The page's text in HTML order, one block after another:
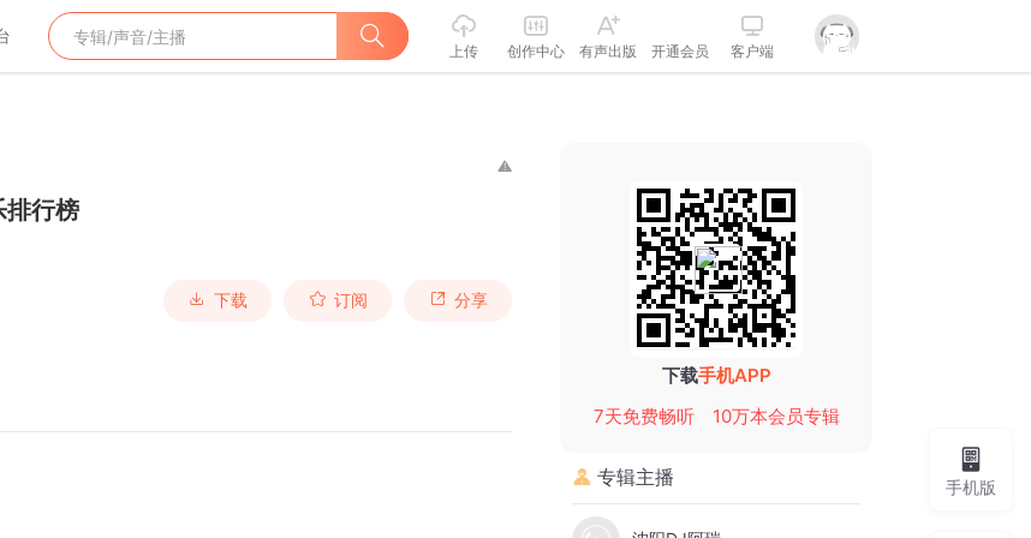
上传 创作中心 有声出版 开通会员 客户端
排行榜
下载 订阅 分享
下载手机APP
7天免费畅听
10万本会员专辑
专辑主播 手机版